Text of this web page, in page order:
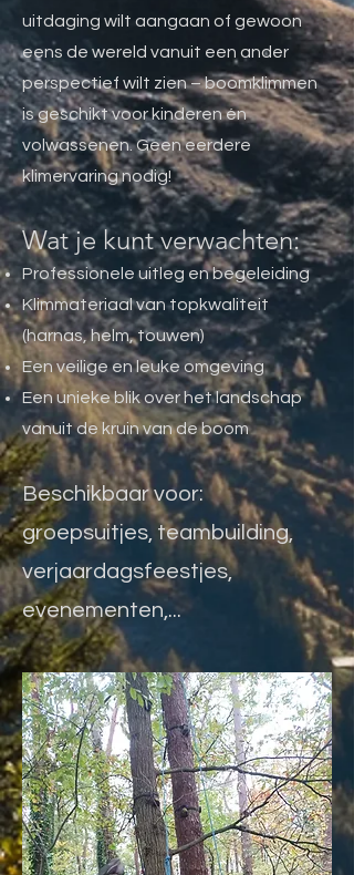
uitdaging wilt aangaan of gewoon
eens de wereld vanuit een ander
perspectief wilt zien – boomklimmen
is geschikt voor kinderen én
volwassenen. Geen eerdere
klimervaring nodig!
Wat je kunt verwachten:
Professionele uitleg en begeleiding
Klimmateriaal van topkwaliteit
(harnas, helm, touwen)
Een veilige en leuke omgeving
Een unieke blik over het landschap
vanuit de kruin van de boom​
Beschikbaar voor:
groepsuitjes, teambuilding,
verjaardagsfeestjes,
evenementen,...